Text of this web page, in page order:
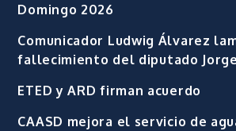
Domingo 2026
Comunicador Ludwig Álvarez
fallecimiento del diputado
ETED y ARD firman acuerdo
CAASD mejora el servicio de